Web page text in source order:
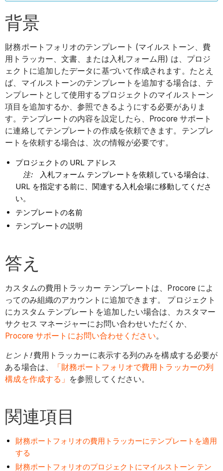
背景
財務ポートフォリオのテンプレート (マイルストーン、費
用トラッカー、文書、または入札フォーム用) は、プロジ
ェクトに追加したデータに基づいて作成されます。たとえ
ば、マイルストーンのテンプレートを追加する場合は、テ
ンプレートとして使用するプロジェクトのマイルストーン
項目を追加するか、参照できるようにする必要がありま
す。テンプレートの内容を設定したら、Procore サポート
に連絡してテンプレートの作成を依頼できます。テンプレ
ートを依頼する場合は、次の情報が必要です。
プロジェクトの URL アドレス
注:入札フォーム テンプレートを依頼している場合は、
URL を指定する前に、関連する入札会場に移動してくださ
い。
テンプレートの名前
テンプレートの説明
答え
カスタムの費用トラッカー テンプレートは、Procore によ
ってのみ組織のアカウントに追加できます。 プロジェクト
にカスタム テンプレートを追加したい場合は、カスタマー
サクセス マネージャーにお問い合わせいただくか、
Procore サポートにお問い合わせください。
ヒント!費用トラッカーに表示する列のみを構成する必要が
ある場合は、
「財務ポートフォリオで費用トラッカーの列
構成を作成する」 を参照してください。
関連項目
財務ポートフォリオの費用トラッカーにテンプレートを適用
する
財務ポートフォリオのプロジェクトにマイルストーン テン